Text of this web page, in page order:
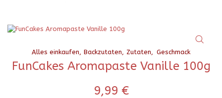
FunCakes Aromapaste Vanille 100g
9,99 €
Alles einkaufen Backzutaten Zutaten Geschmack